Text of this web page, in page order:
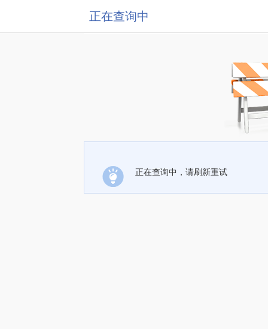
正在查询中
正在查询中，请刷新重试